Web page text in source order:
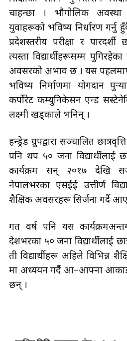
चाहन्छौँ । भौगोलिक अवस्था
युवाहरूको भविष्य निर्धारण गर्नु
प्रदेशस्तरीय परीक्षा र पारदर्शी
त्यस्ता विद्यार्थीहरूसम्म
अवसरको अभाव छ । यस
भविष्य निर्माणमा योगदान
कर्पोरेट कम्युनिकेसन एन्ड
लक्ष्मी खड्काले भनिन् ।
हन्ड्रेड ग्रुपद्वारा सञ्चालित
पनि थप ५० जना विद्यार्थीलाई
कार्यक्रम सन् २०१७ देखि
नेपालभरका एसईई उत्तीर्ण
शैक्षिक अवसरहरू सिर्जना गर्दै
गत वर्ष पनि यस
देशभरका ५० जना विद्यार्थीलाई
ती विद्यार्थीहरू अहिले विभिन्न
मा अध्ययन गर्दै आ–आफ्ना
छन् ।